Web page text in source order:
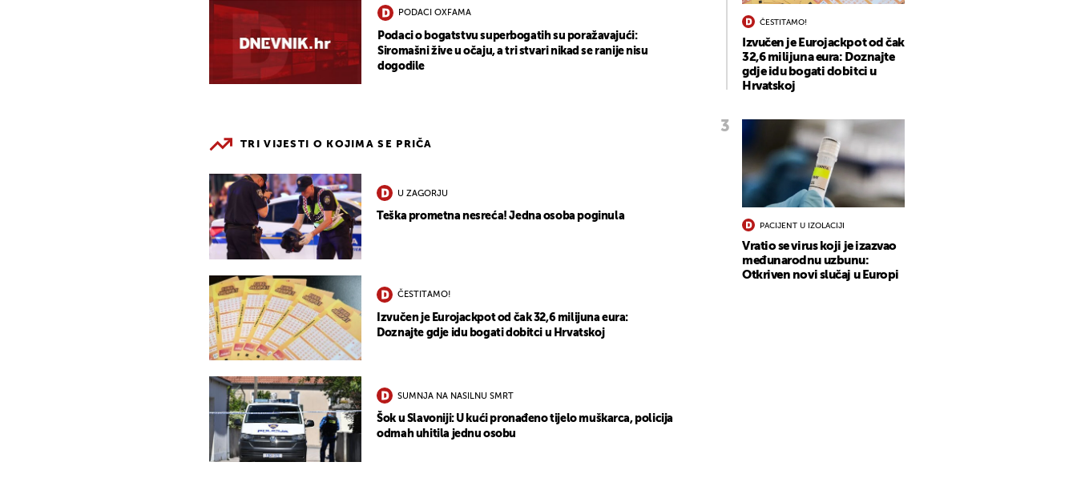
PODACI OXFAMA
Podaci o bogatstvu superbogatih su poražavajući:
Siromašni žive u očaju, a tri stvari nikad se ranije nisu
dogodile
TRI VIJESTI O KOJIMA SE PRIČA
U ZAGORJU
Teška prometna nesreća! Jedna osoba poginula
ČESTITAMO!
Izvučen je Eurojackpot od čak 32,6 milijuna eura:
Doznajte gdje idu bogati dobitci u Hrvatskoj
SUMNJA NA NASILNU SMRT
Šok u Slavoniji: U kući pronađeno tijelo muškarca, policija
odmah uhitila jednu osobu
ČESTITAMO!
Izvučen je Eurojackpot od čak
32,6 milijuna eura: Doznajte
gdje idu bogati dobitci u
Hrvatskoj
PACIJENT U IZOLACIJI
Vratio se virus koji je izazvao
međunarodnu uzbunu:
Otkriven novi slučaj u Europi